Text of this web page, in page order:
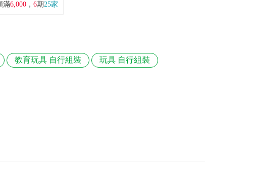
滿6,000 ， 6期25家
教育玩具 自行組裝 玩具 自行組裝